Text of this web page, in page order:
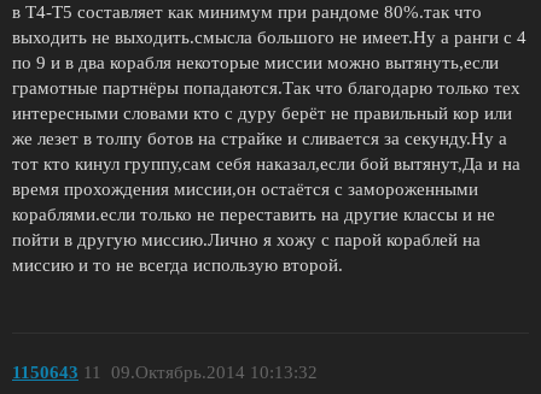
в Т4-Т5 составляет как минимум при рандоме 80%.так что
выходить не выходить.смысла большого не имеет.Ну а ранги с 4
по 9 и в два корабля некоторые миссии можно вытянуть,если
грамотные партнёры попадаются.Так что благодарю только тех
интересными словами кто с дуру берёт не правильный кор или
же лезет в толпу ботов на страйке и сливается за секунду.Ну а
тот кто кинул группу,сам себя наказал,если бой вытянут,Да и на
время прохождения миссии,он остаётся с замороженными
кораблями.если только не переставить на другие классы и не
пойти в другую миссию.Лично я хожу с парой кораблей на
миссию и то не всегда использую второй.
1150643 09.Октябрь.2014 10:13:32
11